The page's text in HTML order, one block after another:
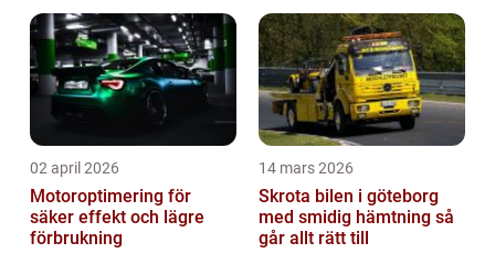
02 april 2026
Motoroptimering för
säker effekt och lägre
förbrukning
14 mars 2026
Skrota bilen i göteborg
med smidig hämtning så
går allt rätt till